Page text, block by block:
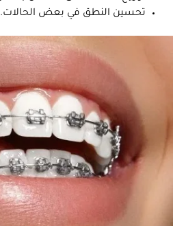
تحسين النطق في بعض الحالات.